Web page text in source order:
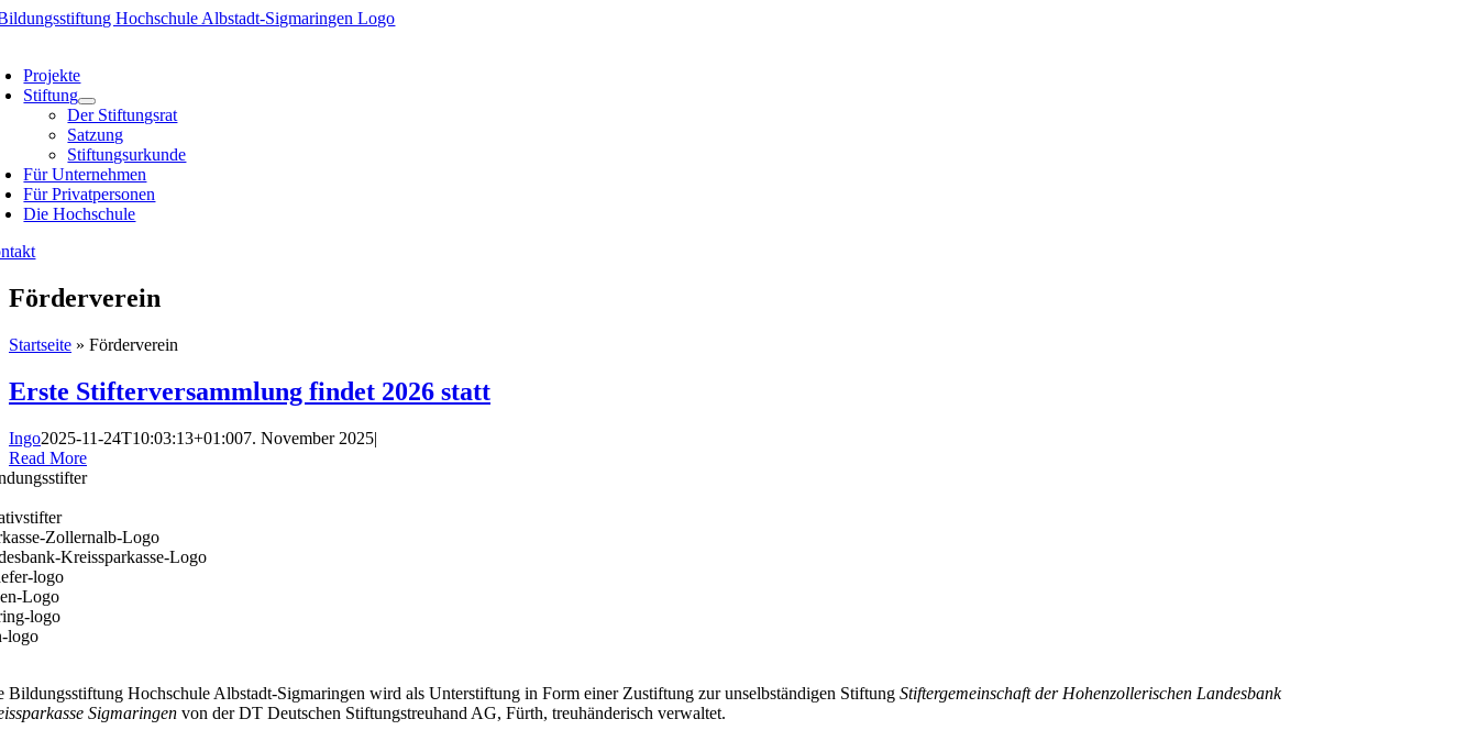
Skip
Projekte
Stiftung
Der Stiftungsrat
Satzung
Stiftungsurkunde
Für Unternehmen
Für Privatpersonen
Die Hochschule
Förderverein
Startseite » Förderverein
Erste Stifterversammlung findet 2026 statt
Ingo2025-11-24T10:03:13+01:007. November 2025|
Read More
Bildungsstiftung Hochschule Albstadt-Sigmaringen wird als Unterstiftung in Form einer Zustiftung zur unselbständigen StiftungStiftergemeinschaft der Hohenzollerischen Landesbank
Sigmaringen von der DT Deutschen Stiftungstreuhand AG, Fürth, treuhänderisch verwaltet.